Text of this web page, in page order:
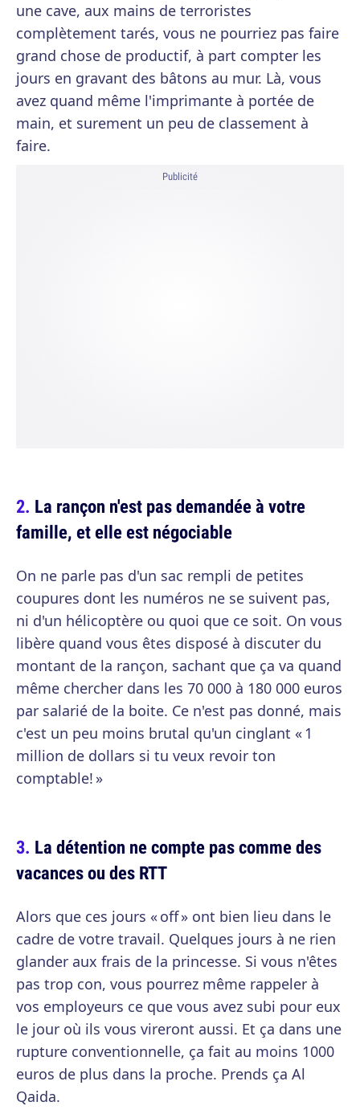
une cave, aux mains de terroristes
complètement tarés, vous ne pourriez pas faire
grand chose de productif, à part compter les
jours en gravant des bâtons au mur. Là, vous
avez quand même l'imprimante à portée de
main, et surement un peu de classement à
faire.
Publicité
La rançon n'est pas demandée à votre
famille, et elle est négociable
On ne parle pas d'un sac rempli de petites
coupures dont les numéros ne se suivent pas,
ni d'un hélicoptère ou quoi que ce soit. On vous
libère quand vous êtes disposé à discuter du
montant de la rançon, sachant que ça va quand
même chercher dans les 70 000 à 180 000 euros
par salarié de la boite. Ce n'est pas donné, mais
c'est un peu moins brutal qu'un cinglant « 1
million de dollars si tu veux revoir ton
comptable! »
La détention ne compte pas comme des
vacances ou des RTT
Alors que ces jours « off » ont bien lieu dans le
cadre de votre travail. Quelques jours à ne rien
glander aux frais de la princesse. Si vous n'êtes
pas trop con, vous pourrez même rappeler à
vos employeurs ce que vous avez subi pour eux
le jour où ils vous vireront aussi. Et ça dans une
rupture conventionnelle, ça fait au moins 1000
euros de plus dans la proche. Prends ça Al
Qaida.